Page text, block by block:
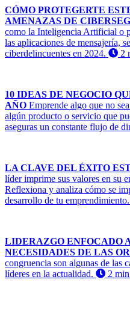
CÓMO PROTEGERTE
AMENAZAS DE
como la Inteligencia Artificial o
las aplicaciones de mensajería,
ciberdelincuentes en 2024.
2
10 IDEAS DE NEGOCIO
AÑO Emprende algo que no
algún producto o servicio que
aseguras un constante flujo de
LA CLAVE DEL ÉXITO
líder imprime sus valores en su
Reflexiona y analiza cómo se
desarrollo de tu emprendimiento.
LIDERAZGO ENFOCADO
NECESIDADES DE LAS
congruencia son algunas de las
líderes en la actualidad.
2